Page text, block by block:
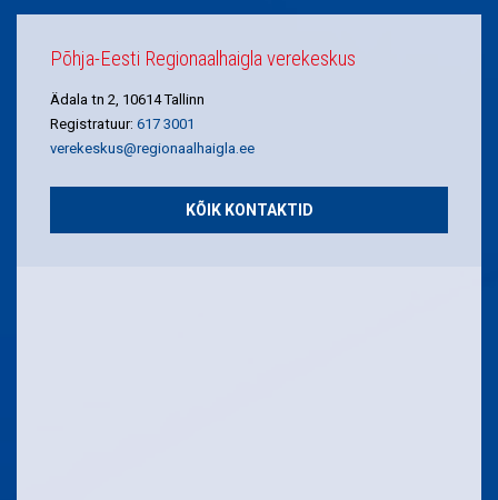
Põhja-Eesti Regionaalhaigla verekeskus
Ädala tn 2, 10614 Tallinn
Registratuur: 617 3001
verekeskus@regionaalhaigla.ee
KÕIK KONTAKTID